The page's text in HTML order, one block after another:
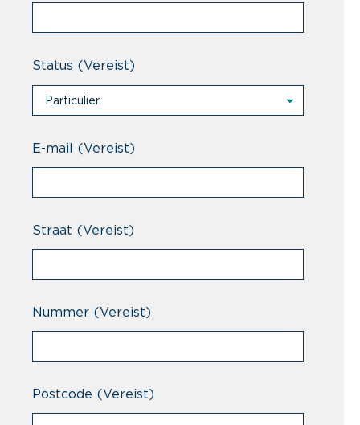
Status (Vereist)
Particulier
Professional
E-mail (Vereist)
Straat (Vereist)
Nummer (Vereist)
Postcode (Vereist)